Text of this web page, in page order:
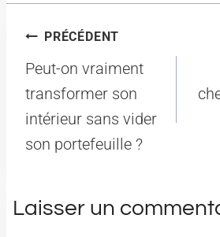
Navigation
de
l’article
PRÉCÉDENT
Peut-on vraiment
transformer son
intérieur sans vider
son portefeuille ?
Laisser un